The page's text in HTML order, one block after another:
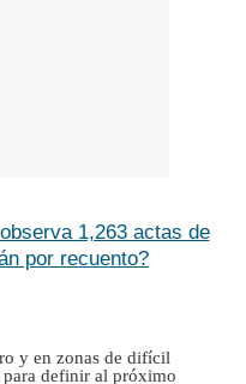
1,263 actas de
por recuento?